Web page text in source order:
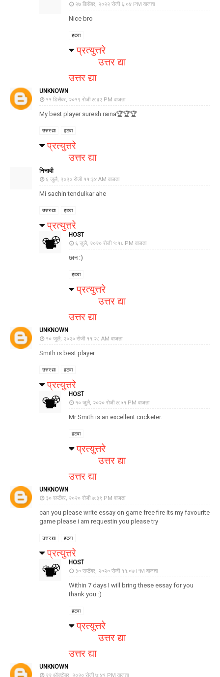
२७ डिसेंबर, २०२२ रोजी ६:०४ PM वाजता
Nice bro
हटवा
प्रत्युत्तरे
उत्तर द्या
उत्तर द्या
UNKNOWN
११ डिसेंबर, २०१९ रोजी ७:३२ PM वाजता
My best player suresh raina🏆🏆🏆
उत्तर द्या हटवा
प्रत्युत्तरे
उत्तर द्या
निनावी
६ जुलै, २०२० रोजी ११:३४ AM वाजता
Mi sachin tendulkar ahe
उत्तर द्या हटवा
प्रत्युत्तरे
HOST
६ जुलै, २०२० रोजी १:१८ PM वाजता
छान :)
हटवा
प्रत्युत्तरे
उत्तर द्या
उत्तर द्या
UNKNOWN
१० जुलै, २०२० रोजी ११:२८ AM वाजता
Smith is best player
उत्तर द्या हटवा
प्रत्युत्तरे
HOST
१० जुलै, २०२० रोजी ७:५१ PM वाजता
Mr Smith is an excellent cricketer.
हटवा
प्रत्युत्तरे
उत्तर द्या
उत्तर द्या
UNKNOWN
३० सप्टेंबर, २०२० रोजी ७:३९ PM वाजता
can you please write essay on game free fire its my favourite
game please i am requestin you please try
उत्तर द्या हटवा
प्रत्युत्तरे
HOST
३० सप्टेंबर, २०२० रोजी ११:०७ PM वाजता
Within 7 days I will bring these essay for you
thank you :)
हटवा
प्रत्युत्तरे
उत्तर द्या
उत्तर द्या
UNKNOWN
२२ ऑक्टोबर, २०२० रोजी ७:४१ PM वाजता